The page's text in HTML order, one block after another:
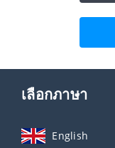
เลือกภาษา
English